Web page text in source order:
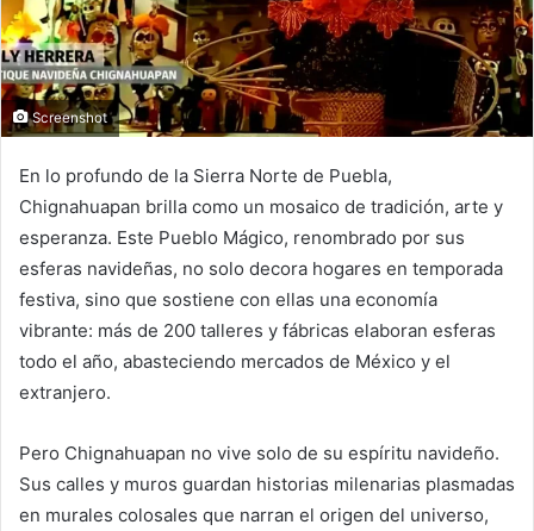
Screenshot
En lo profundo de la Sierra Norte de Puebla,
Chignahuapan brilla como un mosaico de tradición, arte y
esperanza. Este Pueblo Mágico, renombrado por sus
esferas navideñas, no solo decora hogares en temporada
festiva, sino que sostiene con ellas una economía
vibrante: más de 200 talleres y fábricas elaboran esferas
todo el año, abasteciendo mercados de México y el
extranjero.
Pero Chignahuapan no vive solo de su espíritu navideño.
Sus calles y muros guardan historias milenarias plasmadas
en murales colosales que narran el origen del universo,